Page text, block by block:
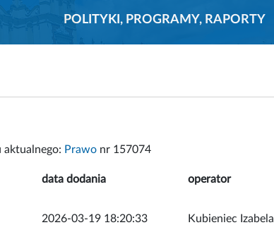
POLITYKI, PROGRAMY, RAPORTY
aktualnego: Prawo nr 157074
data dodania operator
2026-03-19 18:20:33 Kubieniec Izabela